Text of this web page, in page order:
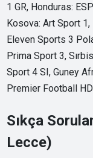
1 GR, Honduras:
Kosova: Art Sport 1,
Eleven Sports 3
Prima Sport 3,
Sport 4 SI, Guney
Premier Football
Sıkça
Lecce)